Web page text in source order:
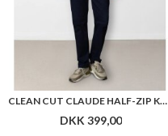
CLEAN CUT CLAUDE HALF-ZIP KNIT
DKK 399,00